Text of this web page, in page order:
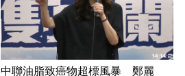
中聯油脂致癌物超標風暴 鄭麗